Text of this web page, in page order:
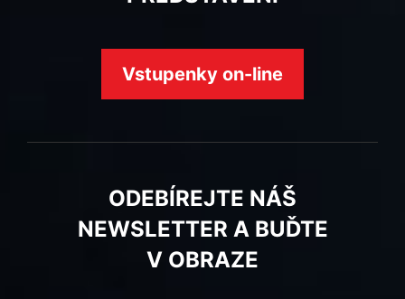
Vstupenky on-line
ODEBÍREJTE NÁŠ
NEWSLETTER A BUĎTE
V OBRAZE